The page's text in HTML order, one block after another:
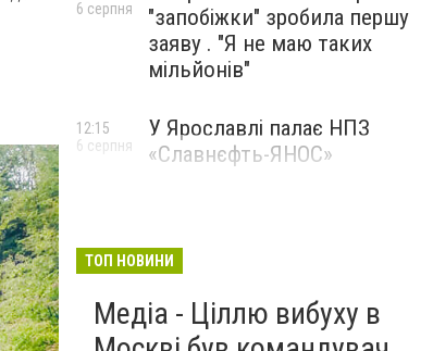
"запобіжки" зробила першу
заяву . "Я не маю таких
мільйонів"
6 серпня
У Ярославлі палає НПЗ
«Славнєфть-ЯНОС»
12:15
6 серпня
ТОП НОВИНИ
Медіа - Ціллю вибуху в